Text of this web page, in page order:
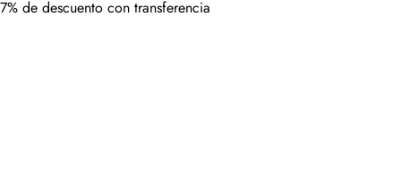
7% de descuento con transferencia